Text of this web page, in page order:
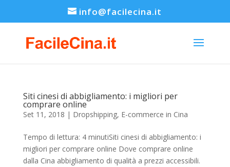
info@facilecina.it
Siti cinesi di abbigliamento: i migliori per
comprare online
Set 11, 2018 | Dropshipping, E-commerce in Cina
Tempo di lettura: 4 minutiSiti cinesi di abbigliamento: i
migliori per comprare online Dove comprare online
dalla Cina abbigliamento di qualità a prezzi accessibili.